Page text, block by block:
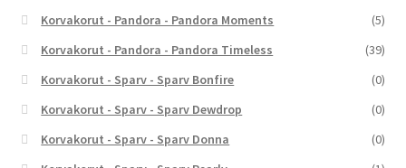
Korvakorut - Pandora - Pandora Moments
(5)
Korvakorut - Pandora - Pandora Timeless
(39)
Korvakorut - Sparv - Sparv Bonfire
(0)
Korvakorut - Sparv - Sparv Dewdrop
(0)
Korvakorut - Sparv - Sparv Donna
(0)